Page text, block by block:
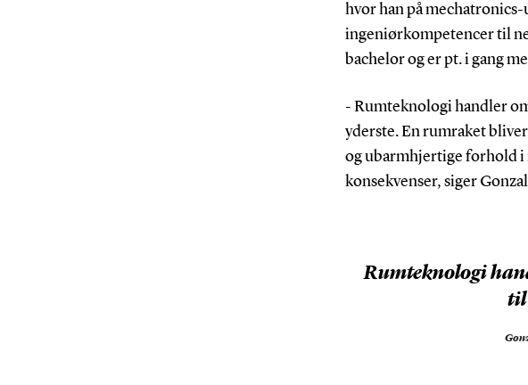
hvor han på
ingeniørkompetencer til
bachelor og er pt. i gang
- Rumteknologi handler
yderste. En rumraket
og ubarmhjertige forhold i
konsekvenser, siger
Rumteknologi
til